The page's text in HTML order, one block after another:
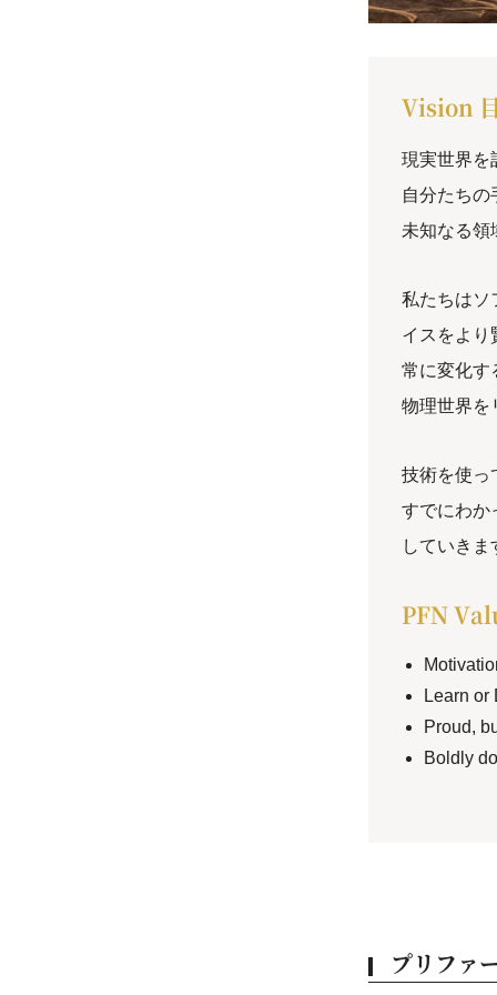
Vision
現実世界を
自分たちの
未知なる領
私たちはソ
イスをより
常に変化す
物理世界を
技術を使っ
すでにわか
していきま
PFN
Learn or
Proud,
Boldly
プリファ